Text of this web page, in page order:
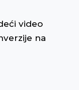
video
na